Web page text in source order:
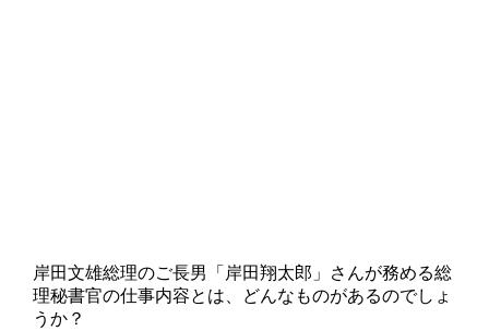
岸田文雄総理のご長男「岸田翔太郎」さんが務める総
理秘書官の仕事内容とは、どんなものがあるのでしょ
うか？